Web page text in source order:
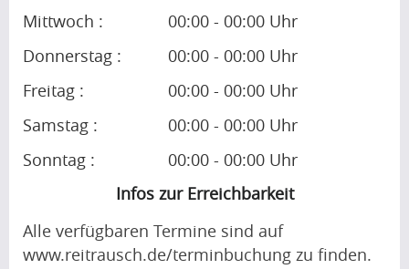
Mittwoch :
00:00 - 00:00 Uhr
Donnerstag :
00:00 - 00:00 Uhr
Freitag :
00:00 - 00:00 Uhr
Samstag :
00:00 - 00:00 Uhr
Sonntag :
00:00 - 00:00 Uhr
Infos zur Erreichbarkeit
Alle verfügbaren Termine sind auf
www.reitrausch.de/terminbuchung zu finden.